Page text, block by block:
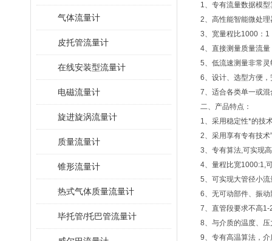
气体流量计
皮托管流量计
在线安装型流量计
电磁流量计
旋进旋涡流量计
质量流量计
锥形流量计
热式气体质量流量计
毕托管/托巴管流量计
1、专有流量数据模
2、高性能智能微处
3、宽量程比1000：1
4、直接测量质量流
5、低流速测量非常灵
6、设计、选型方便
7、适合各类单一或
二、产品特点：
1、采用稳定性*的技
2、采用享有专有技术
3、专有算法,可实现
4、量程比宽1000:1,
5、可实现大管径小
6、无可动部件、振
7、直管段要求不高1-
8、与介质的温度、压
9、专有高温算法，